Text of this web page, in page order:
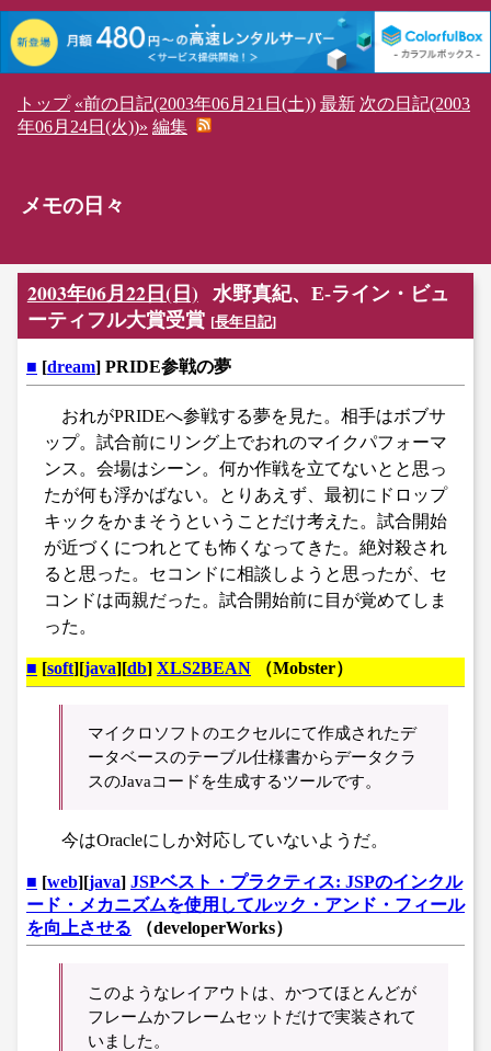
トップ «前の日記(2003年06月21日(土)) 最新 次の日記(2003
年06月24日(火))» 編集
メモの日々
2003年06月22日(日)
水野真紀、E-ライン・ビュ
ーティフル大賞受賞 [長年日記]
■ [dream] PRIDE参戦の夢
おれがPRIDEへ参戦する夢を見た。相手はボブサ
ップ。試合前にリング上でおれのマイクパフォーマ
ンス。会場はシーン。何か作戦を立てないとと思っ
たが何も浮かばない。とりあえず、最初にドロップ
キックをかまそうということだけ考えた。試合開始
が近づくにつれとても怖くなってきた。絶対殺され
ると思った。セコンドに相談しようと思ったが、セ
コンドは両親だった。試合開始前に目が覚めてしま
った。
■ [soft][java][db] XLS2BEAN （Mobster）
マイクロソフトのエクセルにて作成されたデ
ータベースのテーブル仕様書からデータクラ
スのJavaコードを生成するツールです。
今はOracleにしか対応していないようだ。
■ [web][java] JSPベスト・プラクティス: JSPのインクル
ード・メカニズムを使用してルック・アンド・フィール
を向上させる （developerWorks）
このようなレイアウトは、かつてほとんどが
フレームかフレームセットだけで実装されて
いました。